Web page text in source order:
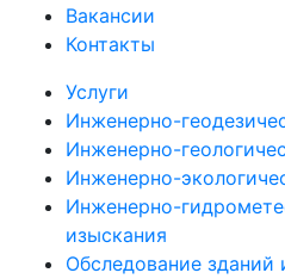
Вакансии
Контакты
Услуги
Инженерно-
Инженерно-
Инженерно-
Инженерно-
изыскания
Обследование зданий